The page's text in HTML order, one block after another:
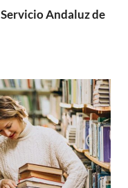
Andaluz de